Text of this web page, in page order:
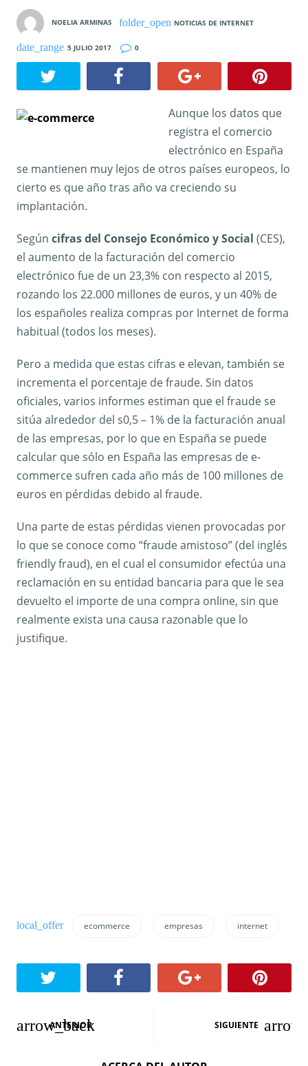
NOELIA ARMINAS NOTICIAS DE INTERNET
5 JULIO 2017 0
Aunque los datos que
registra el comercio
electrónico en España
se mantienen muy lejos de otros países europeos, lo
cierto es que año tras año va creciendo su
implantación.
Según cifras del Consejo Económico y Social (CES),
el aumento de la facturación del comercio
electrónico fue de un 23,3% con respecto al 2015,
rozando los 22.000 millones de euros, y un 40% de
los españoles realiza compras por Internet de forma
habitual (todos los meses).
Pero a medida que estas cifras e elevan, también se
incrementa el porcentaje de fraude. Sin datos
oficiales, varios informes estiman que el fraude se
sitúa alrededor del s0,5 – 1% de la facturación anual
de las empresas, por lo que en España se puede
calcular que sólo en España las empresas de e-
commerce sufren cada año más de 100 millones de
euros en pérdidas debido al fraude.
Una parte de estas pérdidas vienen provocadas por
lo que se conoce como “fraude amistoso” (del inglés
friendly fraud), en el cual el consumidor efectúa una
reclamación en su entidad bancaria para que le sea
devuelto el importe de una compra online, sin que
realmente exista una causa razonable que lo
justifique.
ecommerce empresas internet
N
ANTERIOR SIGUIENTE